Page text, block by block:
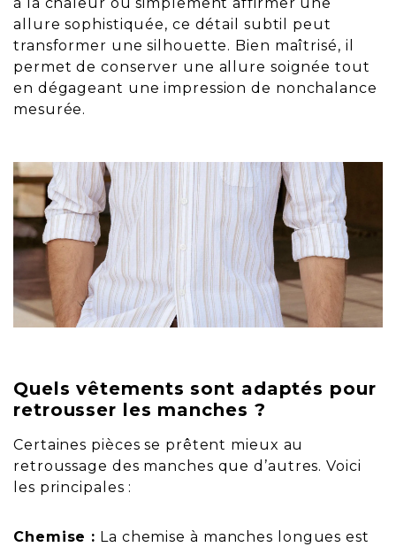
allure sophistiquée, ce détail subtil peut
transformer une silhouette. Bien maîtrisé, il
permet de conserver une allure soignée tout
en dégageant une impression de nonchalance
mesurée.
Quels vêtements sont adaptés pour
retrousser les manches ?
Certaines pièces se prêtent mieux au
retroussage des manches que d’autres. Voici
les principales :
Chemise : La chemise à manches longues est